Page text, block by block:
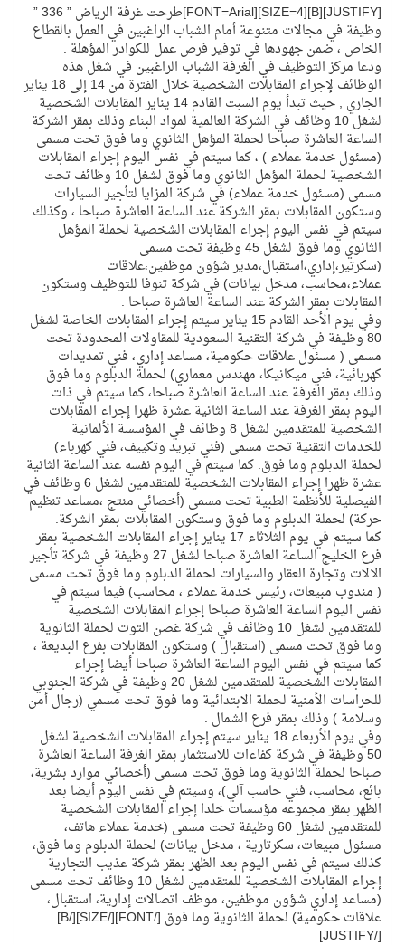
[JUSTIFY][B][SIZE=4][FONT=Arial]طرحت غرفة الرياض ” 336 ”
وظيفة في مجالات متنوعة أمام الشباب الراغبين في العمل بالقطاع
الخاص ، ضمن جهودها في توفير فرص عمل للكوادر المؤهلة .
ودعا مركز التوظيف في الغرفة الشباب الراغبين في شغل هذه
الوظائف لإجراء المقابلات الشخصية خلال الفترة من 14 إلى 18 يناير
الجاري , حيث تبدأ يوم السبت القادم 14 يناير المقابلات الشخصية
لشغل 10 وظائف في الشركة العالمية لمواد البناء وذلك بمقر الشركة
الساعة العاشرة صباحا لحملة المؤهل الثانوي وما فوق تحت مسمى
(مسئول خدمة عملاء ) ، كما سيتم في نفس اليوم إجراء المقابلات
الشخصية لحملة المؤهل الثانوي وما فوق لشغل 10 وظائف تحت
مسمى (مسئول خدمة عملاء) في شركة المزايا لتأجير السيارات
وستكون المقابلات بمقر الشركة عند الساعة العاشرة صباحا ، وكذلك
سيتم في نفس اليوم إجراء المقابلات الشخصية لحملة المؤهل
الثانوي وما فوق لشغل 45 وظيفة تحت مسمى
(سكرتير،إداري،استقبال،مدير شؤون موظفين،علاقات
عملاء،محاسب، مدخل بيانات) في شركة تنوفا للتوظيف وستكون
المقابلات بمقر الشركة عند الساعة العاشرة صباحا .
وفي يوم الأحد القادم 15 يناير سيتم إجراء المقابلات الخاصة لشغل
80 وظيفة في شركة التقنية السعودية للمقاولات المحدودة تحت
مسمى ( مسئول علاقات حكومية، مساعد إداري، فني تمديدات
كهربائية، فني ميكانيكا، مهندس معماري) لحملة الدبلوم وما فوق
وذلك بمقر الغرفة عند الساعة العاشرة صباحا، كما سيتم في ذات
اليوم بمقر الغرفة عند الساعة الثانية عشرة ظهرا إجراء المقابلات
الشخصية للمتقدمين لشغل 8 وظائف في المؤسسة الألمانية
للخدمات التقنية تحت مسمى (فني تبريد وتكييف، فني كهرباء)
لحملة الدبلوم وما فوق. كما سيتم في اليوم نفسه عند الساعة الثانية
عشرة ظهرا إجراء المقابلات الشخصية للمتقدمين لشغل 6 وظائف في
الفيصلية للأنظمة الطبية تحت مسمى (أخصائي منتج ،مساعد تنظيم
حركة) لحملة الدبلوم وما فوق وستكون المقابلات بمقر الشركة.
كما سيتم في يوم الثلاثاء 17 يناير إجراء المقابلات الشخصية بمقر
فرع الخليج الساعة العاشرة صباحا لشغل 27 وظيفة في شركة تأجير
الآلات وتجارة العقار والسيارات لحملة الدبلوم وما فوق تحت مسمى
( مندوب مبيعات، رئيس خدمة عملاء ، محاسب) فيما سيتم في
نفس اليوم الساعة العاشرة صباحا إجراء المقابلات الشخصية
للمتقدمين لشغل 10 وظائف في شركة غصن التوت لحملة الثانوية
وما فوق تحت مسمى (استقبال ) وستكون المقابلات بفرع البديعة ،
كما سيتم في نفس اليوم الساعة العاشرة صباحا أيضا إجراء
المقابلات الشخصية للمتقدمين لشغل 20 وظيفة في شركة الجنوبي
للحراسات الأمنية لحملة الابتدائية وما فوق تحت مسمي (رجال أمن
وسلامة ) وذلك بمقر فرع الشمال .
وفي يوم الأربعاء 18 يناير سيتم إجراء المقابلات الشخصية لشغل
50 وظيفة في شركة كفاءات للاستثمار بمقر الغرفة الساعة العاشرة
صباحا لحملة الثانوية وما فوق تحت مسمى (أخصائي موارد بشرية،
بائع، محاسب، فني حاسب آلي)، وسيتم في نفس اليوم أيضا بعد
الظهر بمقر مجموعه مؤسسات خلدا إجراء المقابلات الشخصية
للمتقدمين لشغل 60 وظيفة تحت مسمى (خدمة عملاء هاتف،
مسئول مبيعات، سكرتارية ، مدخل بيانات) لحملة الدبلوم وما فوق،
كذلك سيتم في نفس اليوم بعد الظهر بمقر شركة عذيب التجارية
إجراء المقابلات الشخصية للمتقدمين لشغل 10 وظائف تحت مسمى
(مساعد إداري شؤون موظفين، موظف اتصالات إدارية، استقبال،
علاقات حكومية) لحملة الثانوية وما فوق [/FONT][/SIZE][/B]
[/JUSTIFY]